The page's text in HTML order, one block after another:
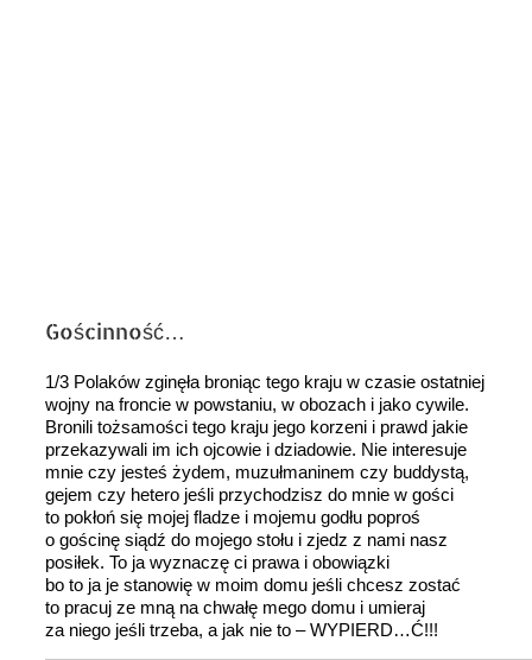
Gościnność…
1/3 Polaków zginęła broniąc tego kraju w czasie ostatniej
wojny na froncie w powstaniu, w obozach i jako cywile.
Bronili tożsamości tego kraju jego korzeni i prawd jakie
przekazywali im ich ojcowie i dziadowie. Nie interesuje
mnie czy jesteś żydem, muzułmaninem czy buddystą,
gejem czy hetero jeśli przychodzisz do mnie w gości
to pokłoń się mojej fladze i mojemu godłu poproś
o gościnę siądź do mojego stołu i zjedz z nami nasz
posiłek. To ja wyznaczę ci prawa i obowiązki
bo to ja je stanowię w moim domu jeśli chcesz zostać
to pracuj ze mną na chwałę mego domu i umieraj
za niego jeśli trzeba, a jak nie to – WYPIERD…Ć!!!